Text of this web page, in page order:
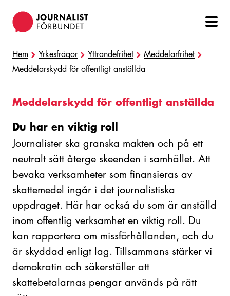
Hem Yrkesfrågor Yttrandefrihet
Meddelarfrihet
Meddelarskydd för offentligt anställda
Meddelarskydd för offentligt anställda
Du har en viktig roll
Journalister ska granska makten och på ett
neutralt sätt återge skeenden i samhället. Att
bevaka verksamheter som finansieras av
skattemedel ingår i det journalistiska
uppdraget. Här har också du som är anställd
inom offentlig verksamhet en viktig roll. Du
kan rapportera om missförhållanden, och du
är skyddad enligt lag. Tillsammans stärker vi
demokratin och säkerställer att
skattebetalarnas pengar används på rätt